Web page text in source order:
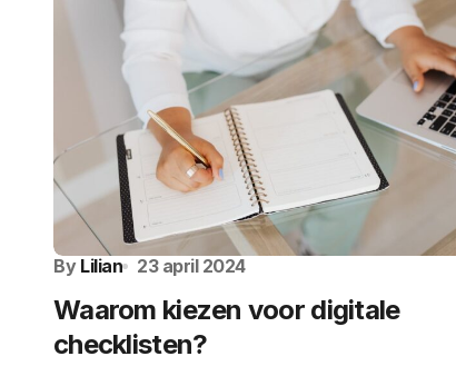
By Lilian 23 april 2024
Waarom kiezen voor digitale
checklisten?